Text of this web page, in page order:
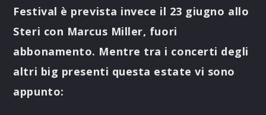
Festival è prevista invece il 23 giugno allo
Steri con Marcus Miller, fuori
abbonamento. Mentre tra i concerti degli
altri big presenti questa estate vi sono
appunto: